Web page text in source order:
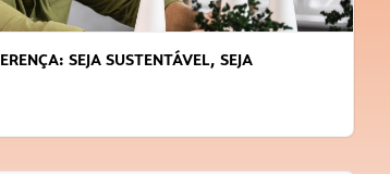
APRENDA A GERENCIAR O SEU